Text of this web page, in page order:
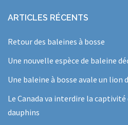
ARTICLES RÉCENTS
Retour des baleines à bosse
Une nouvelle espèce de baleine
Une baleine à bosse avale un lion
Le Canada va interdire la captivité
dauphins